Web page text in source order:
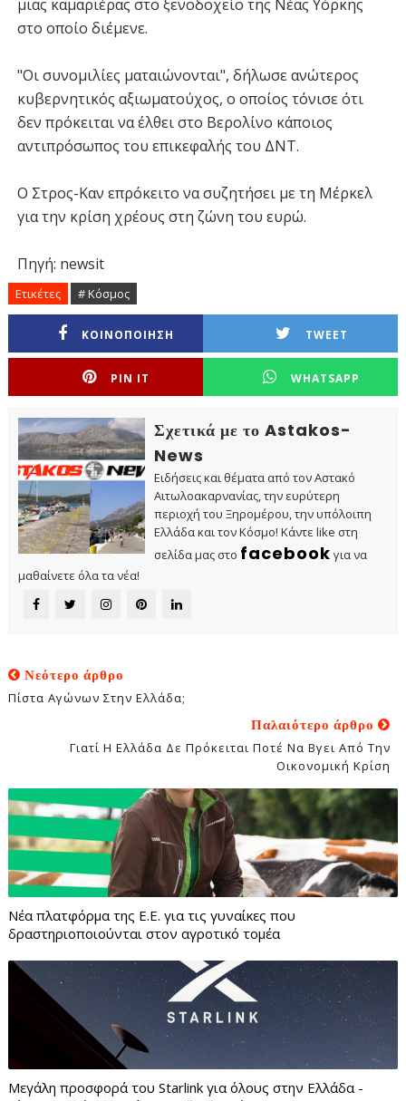
μιας καμαριέρας στο ξενοδοχείο της Νέας Υόρκης
στο οποίο διέμενε.
"Οι συνομιλίες ματαιώνονται", δήλωσε ανώτερος
κυβερνητικός αξιωματούχος, ο οποίος τόνισε ότι
δεν πρόκειται να έλθει στο Βερολίνο κάποιος
αντιπρόσωπος του επικεφαλής του ΔΝΤ.
Ο Στρος-Καν επρόκειτο να συζητήσει με τη Μέρκελ
για την κρίση χρέους στη ζώνη του ευρώ.
Πηγή: newsit
Ετικέτες # Κόσμος
ΚΟΙΝΟΠΟΙΗΣΗ TWEET
PIN IT WHATSAPP
Σχετικά με το Astakos-
News
Ειδήσεις και θέματα από τον Αστακό
Αιτωλοακαρνανίας, την ευρύτερη
περιοχή του Ξηρομέρου, την υπόλοιπη
Ελλάδα και τον Κόσμο! Κάντε like στη
σελίδα μας στο facebook για να
μαθαίνετε όλα τα νέα!
Νεότερο άρθρο
Πίστα Αγώνων Στην Ελλάδα;
Παλαιότερο άρθρο
Γιατί Η Ελλάδα Δε Πρόκειται Ποτέ Να Βγει Από Την
Οικονομική Κρίση
Νέα πλατφόρμα της Ε.Ε. για τις γυναίκες που
δραστηριοποιούνται στον αγροτικό τομέα
Μεγάλη προσφορά του Starlink για όλους στην Ελλάδα -